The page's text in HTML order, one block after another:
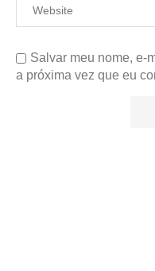
Salvar meu nome, e-
a próxima vez que eu